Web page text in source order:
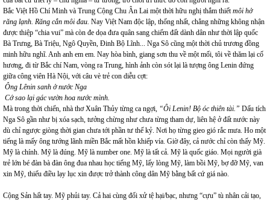
Bắc Việt Hồ Chí Minh và Trung Cộng Chu Ân Lai một thời hữu nghị thắm thiếtmôi hở
răng lạnh. Răng cắn môi đau. Nay Việt Nam độc lập, thống nhất, chẳng những không nhận
được thiệp “chia vui” mà còn đe dọa đưa quân sang chiếm đất dành dân như thời lập quốc
Bà Trưng, Bà Triệu, Ngô Quyền, Đinh Bộ Lĩnh... Nga Sô cũng một thời chủ trương đồng
minh hữu nghĩ. Anh anh em em. Nay hòa bình, giang sơn thu về một mối, tôi về thăm lại cố
hương, đi từ Bắc chí Nam, vòng ra Trung, hình ảnh còn sót lại là tượng ông Lenin đứng
giữa công viên Hà Nội, với câu vè trẻ con diễu cợt:
Ông Lênin sanh ở nước Nga
Cớ sao lại gác vườn hoa nước mình.
Mà trong thời chiến, nhà thơ Xuân Thủy từng ca ngợi, “Ôi Lenin! Bộ óc thiên tài.” Dấu tích
Nga Sô gần như bị xóa sạch, tưởng chừng như chưa từng tham dự, liên hệ ở đất nước này
dù chỉ ngược giòng thời gian chưa tới phần tư thế kỷ. Nơi họ từng gieo gió rắc mưa. Ho một
tiếng là mấy ông tướng lãnh miền Bắc mất hồn khiếp vía. Giờ đây, cả nước chỉ còn thấy Mỹ.
Mỹ là chính. Mỹ là đúng. Mỹ là number one. Mỹ là tất cả. Mỹ là quốc giáo. Mọi người già
trẻ lớn bé đàn bà đàn ông đua nhau học tiếng Mỹ, lấy lòng Mỹ, làm bồi Mỹ, bợ đỡ Mỹ, van
xin Mỹ, thiếu điều lạy lục xin được trở thành công dân Mỹ bằng bất cứ giá nào.
Cộng Sản hất tay. Mỹ phủi tay. Cả hai cùng đối xử tệ hại/bạc, nhưng “cựu” tù nhân cải tạo,